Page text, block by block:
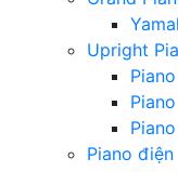
Upright
Piano điện